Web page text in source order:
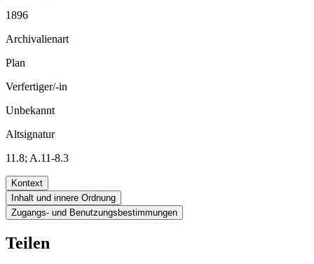
1896
Archivalienart
Plan
Verfertiger/-in
Unbekannt
Altsignatur
11.8; A.11-8.3
Kontext
Inhalt und innere Ordnung
Zugangs- und Benutzungsbestimmungen
Teilen